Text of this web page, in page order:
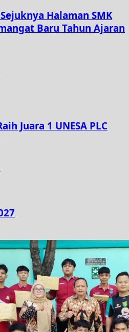
Halaman SMK
Baru Tahun Ajaran
Juara 1 UNESA PLC